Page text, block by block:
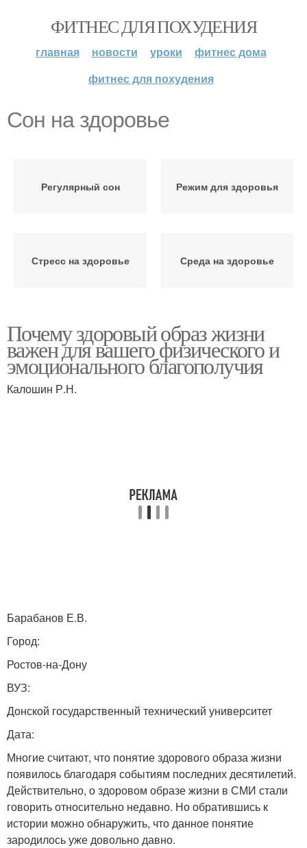
ФИТНЕС ДЛЯ ПОХУДЕНИЯ
главная новости уроки
фитнес дома
фитнес для похудения
Сон на здоровье
Регулярный сон Режим для здоровья
Стресс на здоровье Среда на здоровье
Почему здоровый образ жизни
важен для вашего физического и
эмоционального благополучия
Калошин Р.Н.
Барабанов Е.В.
Город:
Ростов-на-Дону
ВУЗ:
Донской государственный технический университет
Дата:
Многие считают, что понятие здорового образа жизни
появилось благодаря событиям последних десятилетий.
Действительно, о здоровом образе жизни в СМИ стали
говорить относительно недавно. Но обратившись к
истории можно обнаружить, что данное понятие
зародилось уже довольно давно.